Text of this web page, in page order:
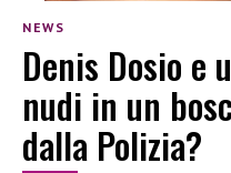
NEWS
Denis Dosio e
nudi in un
dalla Polizia?